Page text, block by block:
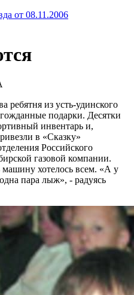
от 08.11.2006
ребятня из усть-удинского
подарки. Десятки
инвентарь и,
в «Сказку»
Российского
газовой компании.
машину хотелось всем. «А у
пара лыж», - радуясь